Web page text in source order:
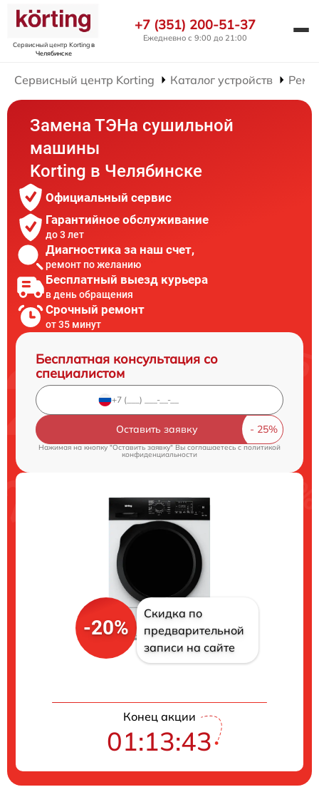
Сервисный центр Kortingв
Челябинске
+7 (351) 200-51-37
Ежедневно с 9:00 до 21:00
Сервисный центр Korting Каталог устройств
Замена ТЭНа сушильной
машины
Korting в Челябинске
Официальный сервис
Гарантийное обслуживание
до 3 лет
Диагностика за наш счет,
ремонт по желанию
Бесплатный выезд курьера
в день обращения
Срочный ремонт
от 35 минут
Бесплатная консультация со
специалистом
Оставить заявку
Нажимая на кнопку "Оставить заявку" Вы соглашаетесь cполитикой
конфиденциальности
-20%
Скидка по
предварительной
записи на сайте
Конец акции
01:13:42